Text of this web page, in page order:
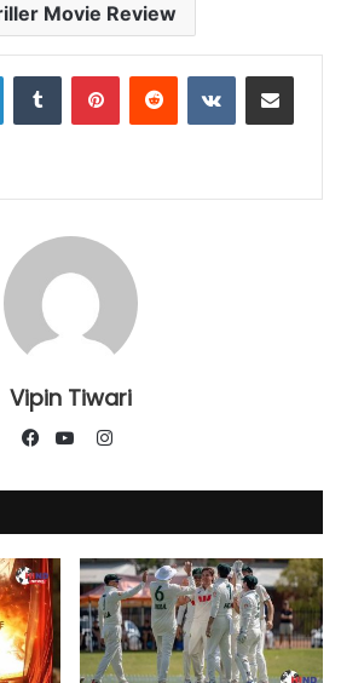
Movie Review
LinkedInTumblr PinterestReddit VKontakteShare via Email
Vipin Tiwari
Instagram